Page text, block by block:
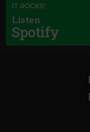
IT ROCKS!
Listen
Spotify